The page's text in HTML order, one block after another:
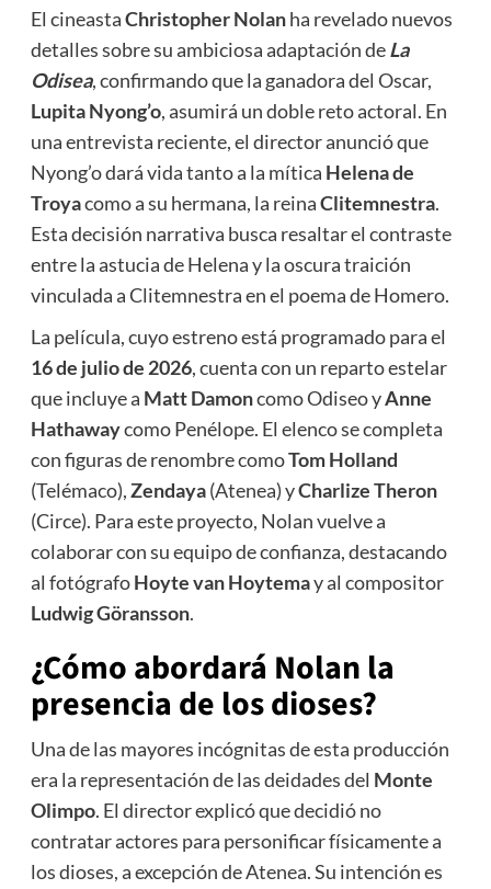
El cineastaChristopher Nolanha revelado nuevos
detalles sobre su ambiciosa adaptación deLa
Odisea, confirmando que la ganadora del Oscar,
Lupita Nyong’o, asumirá un doble reto actoral. En
una entrevista reciente, el director anunció que
Nyong’o dará vida tanto a la mítica Helena de
Troyacomo a su hermana, la reinaClitemnestra.
Esta decisión narrativa busca resaltar el contraste
entre la astucia de Helena y la oscura traición
vinculada a Clitemnestra en el poema de Homero.
La película, cuyo estreno está programado para el
16 de julio de 2026, cuenta con un reparto estelar
que incluye a Matt Damoncomo Odiseo yAnne
Hathawaycomo Penélope. El elenco se completa
con figuras de renombre comoTom Holland
(Telémaco),Zendaya(Atenea) yCharlize Theron
(Circe). Para este proyecto, Nolan vuelve a
colaborar con su equipo de confianza, destacando
al fotógrafoHoyte van Hoytemay al compositor
Ludwig Göransson.
¿Cómo abordará Nolan la
presencia de los dioses?
Una de las mayores incógnitas de esta producción
era la representación de las deidades del Monte
Olimpo. El director explicó que decidió no
contratar actores para personificar físicamente a
los dioses, a excepción de Atenea. Su intención es